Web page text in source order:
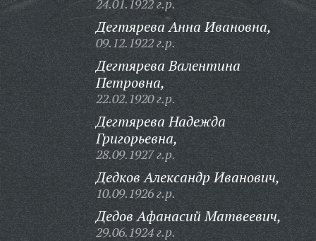
24.01.1922 г.р.
Дегтярева Анна Ивановна,
09.12.1922 г.р.
Дегтярева Валентина
Петровна,
22.02.1920 г.р.
Дегтярева Надежда
Григорьевна,
28.09.1927 г.р.
Дедков Александр Иванович,
10.09.1926 г.р.
Дедов Афанасий Матвеевич,
29.06.1924 г.р.